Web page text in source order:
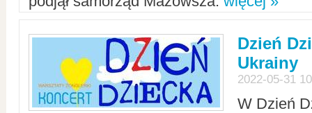
Dzień
Ukrainy
2022-05-31
W Dzień